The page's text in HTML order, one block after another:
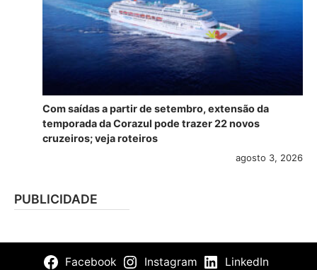
Com saídas a partir de setembro, extensão da
temporada da Corazul pode trazer 22 novos
cruzeiros; veja roteiros
agosto 3, 2026
PUBLICIDADE
Facebook Instagram
LinkedIn